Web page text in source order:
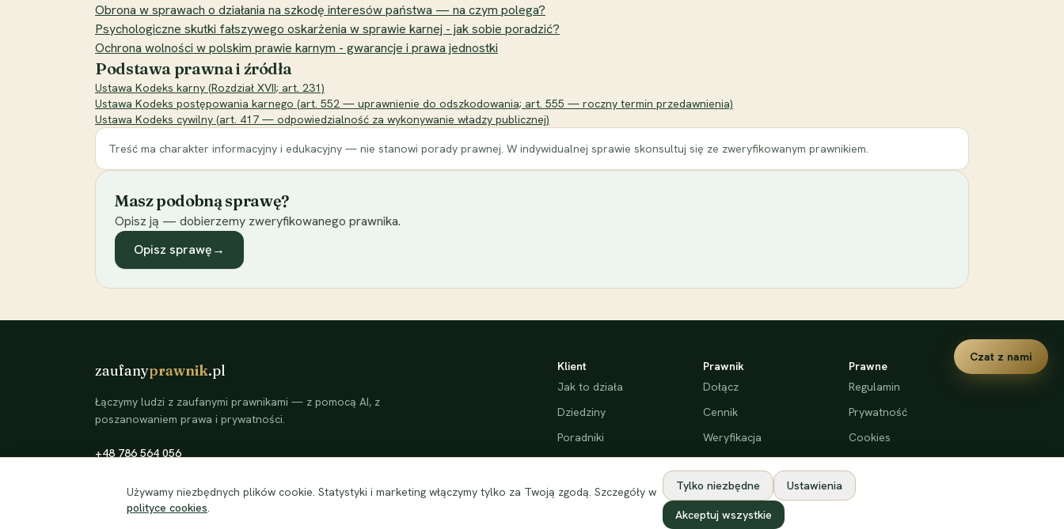
Obrona w sprawach o działania na szkodę interesów państwa — na czym polega?
Psychologiczne skutki fałszywego oskarżenia w sprawie karnej - jak sobie poradzić?
Ochrona wolności w polskim prawie karnym - gwarancje i prawa jednostki
Podstawa prawna i źródła
Ustawa Kodeks karny (Rozdział XVII; art. 231)
Ustawa Kodeks postępowania karnego (art. 552 — uprawnienie do odszkodowania; art. 555 — roczny termin przedawnienia)
Ustawa Kodeks cywilny (art. 417 — odpowiedzialność za wykonywanie władzy publicznej)
Treść ma charakter informacyjny i edukacyjny — nie stanowi porady prawnej. W indywidualnej sprawie skonsultuj się ze zweryfikowanym prawnikiem.
Masz podobną sprawę?
Opisz ją — dobierzemy zweryfikowanego prawnika.
Opisz sprawę→
zaufanyprawnik.pl
Łączymy ludzi z zaufanymi prawnikami — z pomocą AI, z
poszanowaniem prawa i prywatności.
+48 786 564 056
zweryfikowanymi prawnikami.
Klient
Jak to działa
Dziedziny
Poradniki
Bezpieczeństwo
Prawnik
Dołącz
Cennik
Weryfikacja
Prawne
Regulamin
Prywatność
Cookies
Deklaracja dostępności
Czat z nami
Używamy niezbędnych plików cookie. Statystyki i marketing włączymy tylko za Twoją zgodą. Szczegóły w
polityce cookies.
Tylko niezbędne Ustawienia
Akceptuj wszystkie